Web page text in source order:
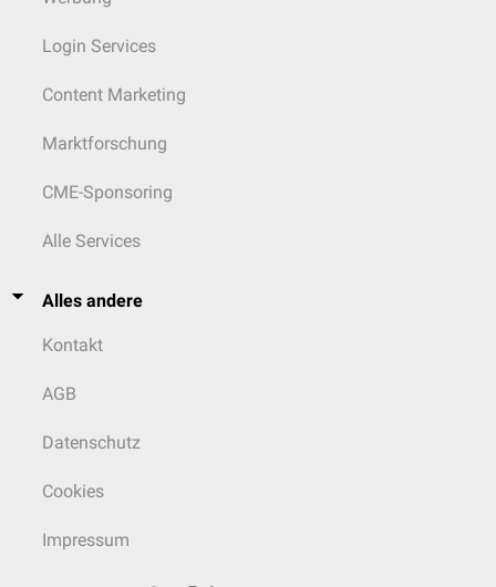
Login Services
Content Marketing
Marktforschung
CME-Sponsoring
Alle Services
Alles andere
Kontakt
AGB
Datenschutz
Cookies
Impressum